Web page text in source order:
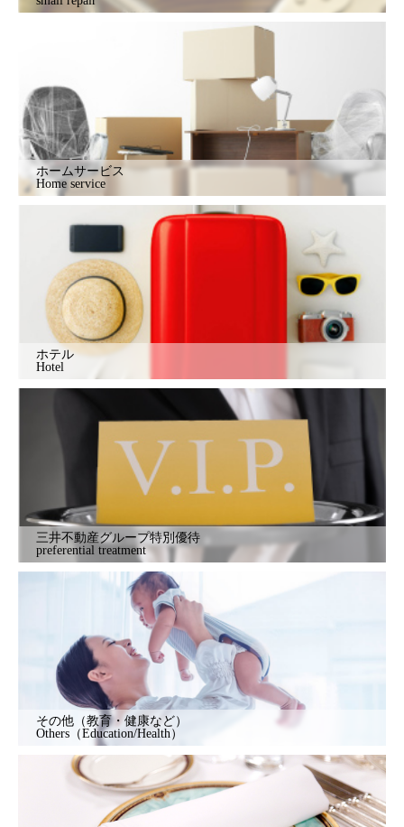
ホームサービス
Home service
ホテル
Hotel
三井不動産グループ特別優待
preferential treatment
その他（教育・健康など）
Others（Education/Health）